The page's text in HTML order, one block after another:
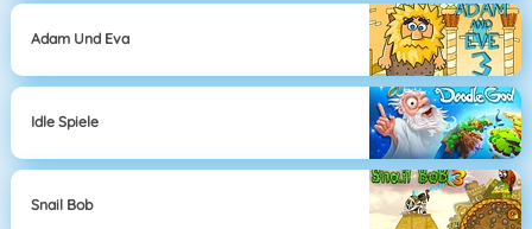
Adam Und Eva
Idle Spiele
Snail Bob